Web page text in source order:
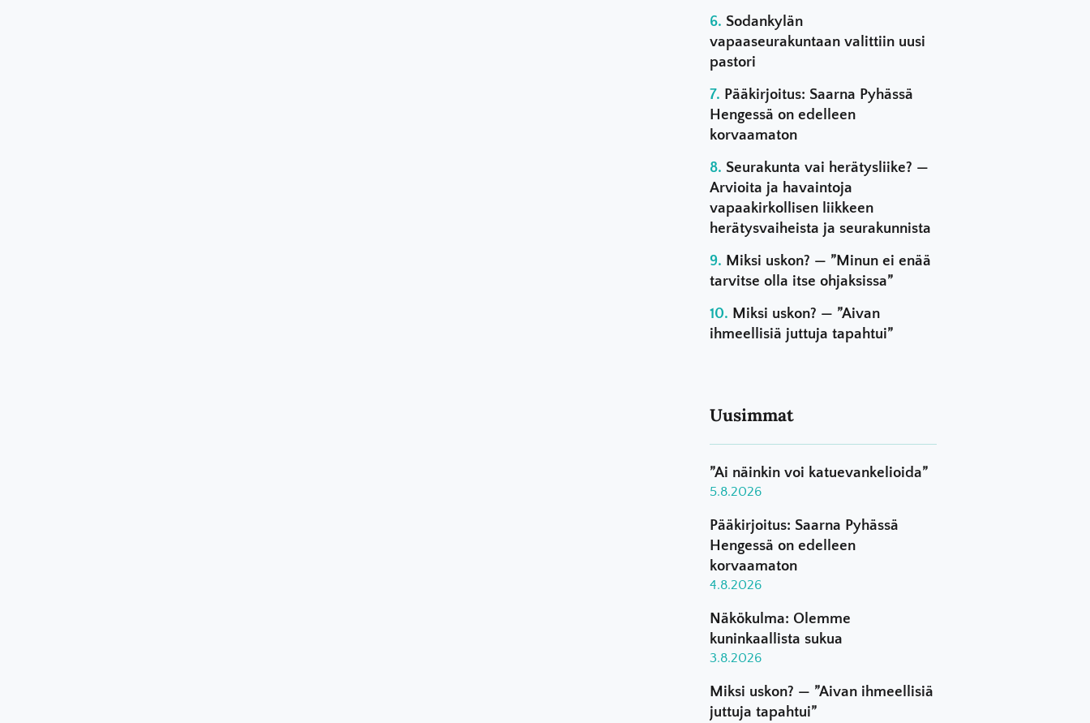
Sodankylän
vapaaseurakuntaan valittiin uusi
pastori
Pääkirjoitus: Saarna Pyhässä
Hengessä on edelleen
korvaamaton
Seurakunta vai herätysliike? —
Arvioita ja havaintoja
vapaakirkollisen liikkeen
herätysvaiheista ja seurakunnista
Miksi uskon? — ”Minun ei enää
tarvitse olla itse ohjaksissa”
Miksi uskon? — ”Aivan
ihmeellisiä juttuja tapahtui”
Uusimmat
”Ai näinkin voi katuevankelioida”
5.8.2026
Pääkirjoitus: Saarna Pyhässä
Hengessä on edelleen
korvaamaton
4.8.2026
Näkökulma: Olemme
kuninkaallista sukua
3.8.2026
Miksi uskon? — ”Aivan ihmeellisiä
juttuja tapahtui”